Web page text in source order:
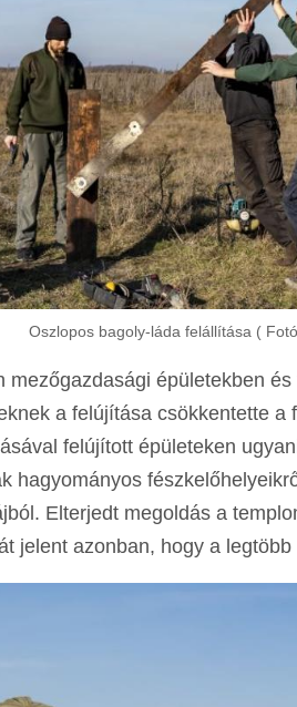
Oszlopos bagoly-láda felállítása (
mezőgazdasági épületekben
a felújítása csökkentette a
felújított épületeken
hagyományos
Elterjedt megoldás a
jelent azonban, hogy a